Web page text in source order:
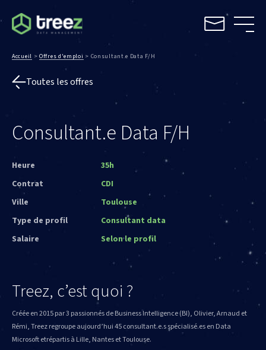
Accueil >Offres d'emploi > Consultant.e Data F/H
Toutes les offres
Consultant.e Data F/H
Heure
35h
Contrat
CDI
Ville
Toulouse
Type de profil
Consultant data
Salaire
Selon le profil
Treez, c’est quoi ?
Créée en 2015 par 3 passionnés de Business Intelligence (BI), Olivier, Arnaud et
Rémi, Treez regroupe aujourd’hui 45 consultant.e.s spécialisé.es en Data
Microsoft etrépartis à Lille, Nantes et Toulouse.